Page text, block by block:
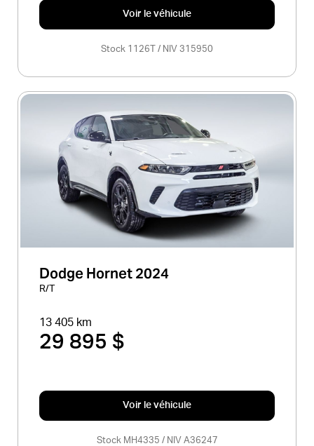
Voir le véhicule
Stock 1126T / NIV 315950
Dodge Hornet 2024
R/T
13 405 km
29 895 $
Voir le véhicule
Stock MH4335 / NIV A36247
(Centre-du-Québec)